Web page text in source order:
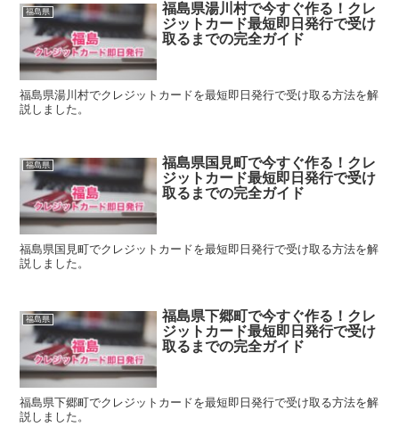
福島県
福島県湯川村で今すぐ作る！クレ
ジットカード最短即日発行で受け
取るまでの完全ガイド
福島県湯川村でクレジットカードを最短即日発行で受け取る方法を解
説しました。
福島県
福島県国見町で今すぐ作る！クレ
ジットカード最短即日発行で受け
取るまでの完全ガイド
福島県国見町でクレジットカードを最短即日発行で受け取る方法を解
説しました。
福島県
福島県下郷町で今すぐ作る！クレ
ジットカード最短即日発行で受け
取るまでの完全ガイド
福島県下郷町でクレジットカードを最短即日発行で受け取る方法を解
説しました。